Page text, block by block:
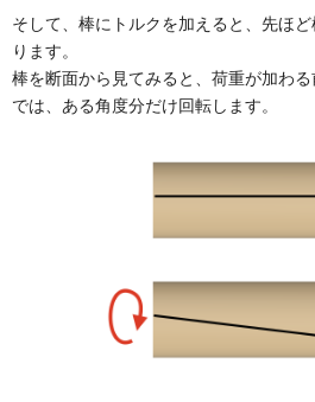
そして、棒にトルクを加えると、先ほ
ります。
棒を断面から見てみると、荷重が加わ
では、ある角度分だけ回転します。